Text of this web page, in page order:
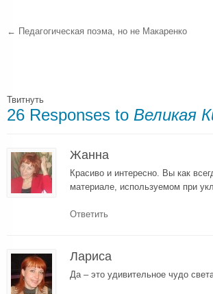
← Педагогическая поэма, но не Макаренко
Твитнуть
26 Responses to Великая
Жанна
Красиво и интересно. Вы как
материале, используемом при
Ответить
Лариса
Да – это удивительное чудо